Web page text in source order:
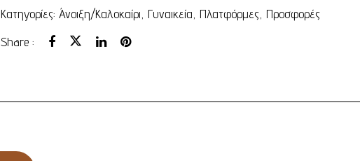
Κατηγορίες:Άνοιξη/Καλοκαίρι Γυναικεία Πλατφόρμες Προσφορές
Share :